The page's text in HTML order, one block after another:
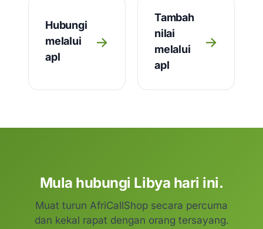
Hubungi
melalui
apl
→
Tambah
nilai
melalui
apl
→
Mula hubungi Libya hari ini.
Muat turun AfriCallShop secara percuma
dan kekal rapat dengan orang tersayang.